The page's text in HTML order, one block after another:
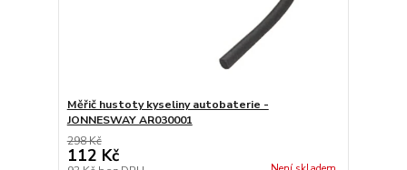
Měřič hustoty kyseliny autobaterie -
JONNESWAY AR030001
298 Kč
112 Kč